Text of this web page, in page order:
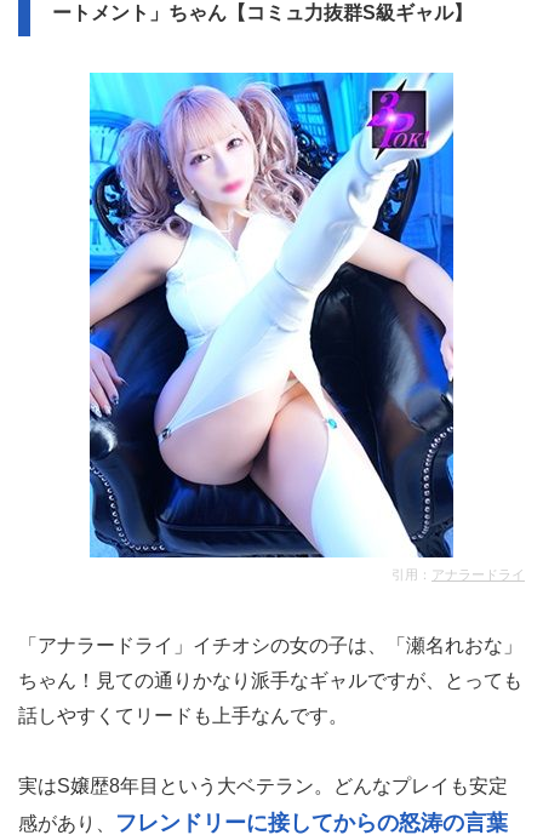
ートメント」ちゃん【コミュ力抜群S級ギャル】
引用： アナラードライ
「アナラードライ」イチオシの女の子は、「瀬名れおな」
ちゃん！見ての通りかなり派手なギャルですが、とっても
話しやすくてリードも上手なんです。
実はS嬢歴8年目という大ベテラン。どんなプレイも安定
感があり、
フレンドリーに接してからの怒涛の言葉